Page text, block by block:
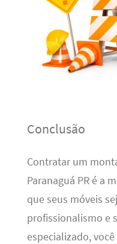
Conclusão
Contratar um
Paranaguá PR é a
que seus móveis
profissionalismo e
especializado,